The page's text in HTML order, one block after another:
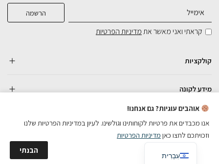
קראתי ואני מאשר אתמדיניות הפרטיות
קולקציות
מידע לקונה
כל הזכויות שמורות
אוהבים עוגיות? גם אנחנו!
אנו מכבדים את פרטיות לקוחותינו וגולשינו. לעיון במדיניות הפרטיות שלנו
וזכויתכם לחצו כאן מדיניות הפרטיות
הבנתי
עִבְרִית
English